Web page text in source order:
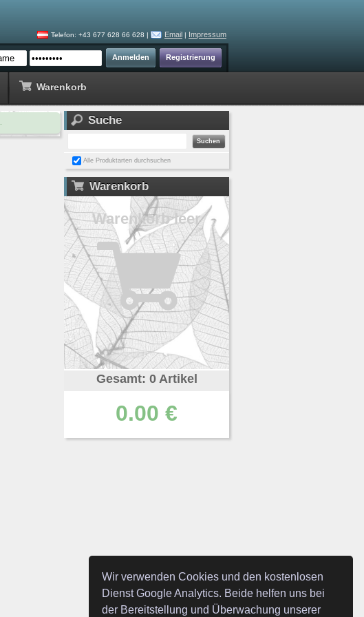
Wir verwenden Cookies und den kostenlosen
Dienst Google Analytics. Beide helfen uns bei
der Bereitstellung und Überwachung unserer
Telefon: +43 677 628 66 628 | Email | Impressum
Warenkorb
Suche
Alle Produktarten durchsuchen
Warenkorb
Warenkorb leer
Gesamt: 0 Artikel
0.00 €